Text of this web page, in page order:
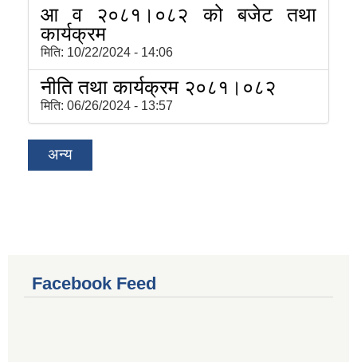
आ व २०८१।०८२ को बजेट तथा
कार्यक्रम
मिति: 10/22/2024 - 14:06
नीति तथा कार्यक्रम २०८१।०८२
मिति: 06/26/2024 - 13:57
अन्य
Facebook Feed